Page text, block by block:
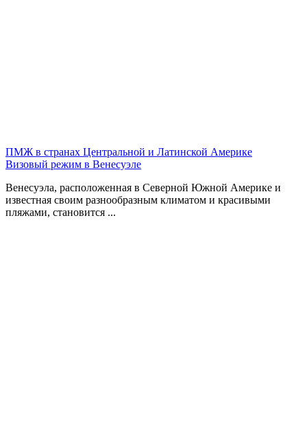
ПМЖ в странах Центральной и Латинской Америке
Визовый режим в Венесуэле
Венесуэла, расположенная в Северной Южной Америке и
известная своим разнообразным климатом и красивыми
пляжами, становится ...